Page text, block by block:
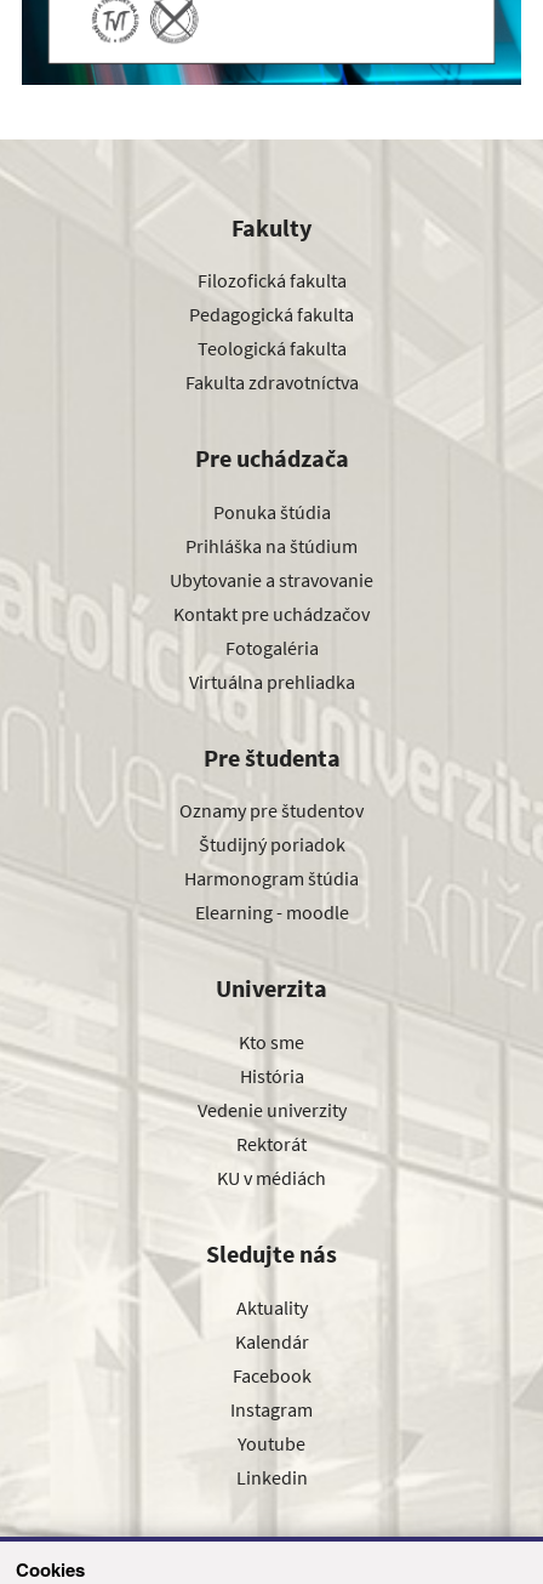
Cookies
Fakulty
Filozofická fakulta
Pedagogická fakulta
Teologická fakulta
Fakulta zdravotníctva
Pre uchádzača
Ponuka štúdia
Prihláška na štúdium
Ubytovanie a stravovanie
Kontakt pre uchádzačov
Fotogaléria
Virtuálna prehliadka
Pre študenta
Oznamy pre študentov
Študijný poriadok
Harmonogram štúdia
Elearning - moodle
Univerzita
Kto sme
História
Vedenie univerzity
Rektorát
KU v médiách
Sledujte nás
Aktuality
Kalendár
Facebook
Instagram
Youtube
Linkedin